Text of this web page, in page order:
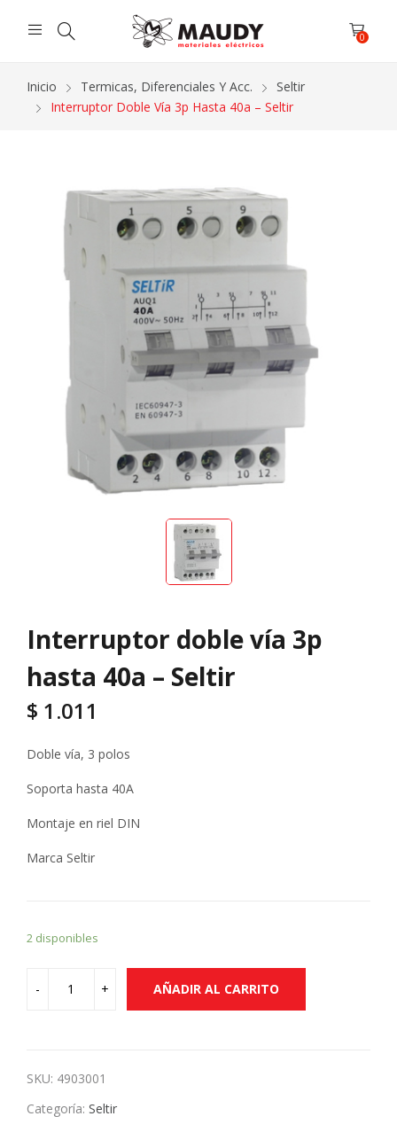
0
Inicio Termicas, Diferenciales Y Acc.
Seltir
Interruptor Doble Vía 3p Hasta 40a – Seltir
Interruptor doble vía 3p
hasta 40a – Seltir
$ 1.011
Doble vía, 3 polos
Soporta hasta 40A
Montaje en riel DIN
Marca Seltir
2 disponibles
AÑADIR AL CARRITO
SKU: 4903001
Categoría: Seltir